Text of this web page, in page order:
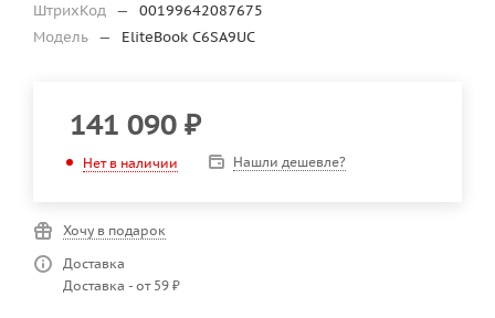
ШтрихКод —
00199642087675
Модель — EliteBook C6SA9UC
141 090 ₽
Нет в наличии Нашли дешевле?
Хочу в подарок
Доставка
Доставка - от 59 ₽